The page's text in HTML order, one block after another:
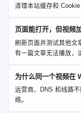
清理本站缓存和
页面能打开，但视频
刷新页面并测试其他文
有一篇文章无法播放，
为什么同一个视频在
运营商、DNS 和线路
络。